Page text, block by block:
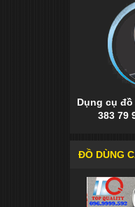
Dụng cụ
383 79
ĐỒ DÙNG